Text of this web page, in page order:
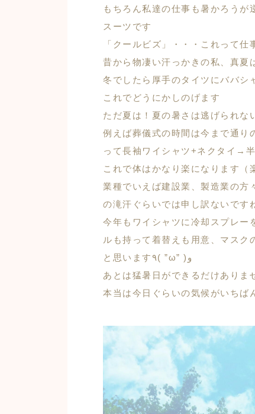
もちろん私達の仕事も暑かろうが
スーツです
「クールビズ」・・・これって
昔から物凄い汗っかきの私、真夏
冬でしたら厚手のタイツにババシ
これでどうにかしのげます
ただ夏は！夏の暑さは逃げられ
例えば葬儀式の時間は今まで通り
って長袖ワイシャツ+ネクタイ→
これで体はかなり楽になります（
業種でいえば建設業、製造業の方
の滝汗ぐらいでは申し訳ないで
今年もワイシャツに冷却スプレー
ルも持って着替えも用意、マスク
と思います٩( ”ω” )و
あとは猛暑日ができるだけありま
本当は今日ぐらいの気候がいち